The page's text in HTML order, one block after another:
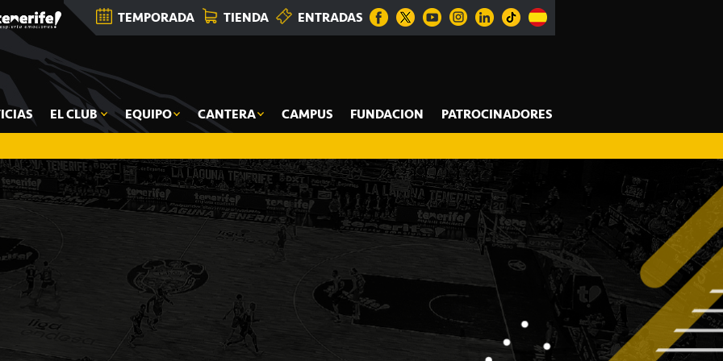
TEMPORADA TIENDA ENTRADAS
EL CLUB EQUIPO CANTERA CAMPUS FUNDACION PATROCINADORES